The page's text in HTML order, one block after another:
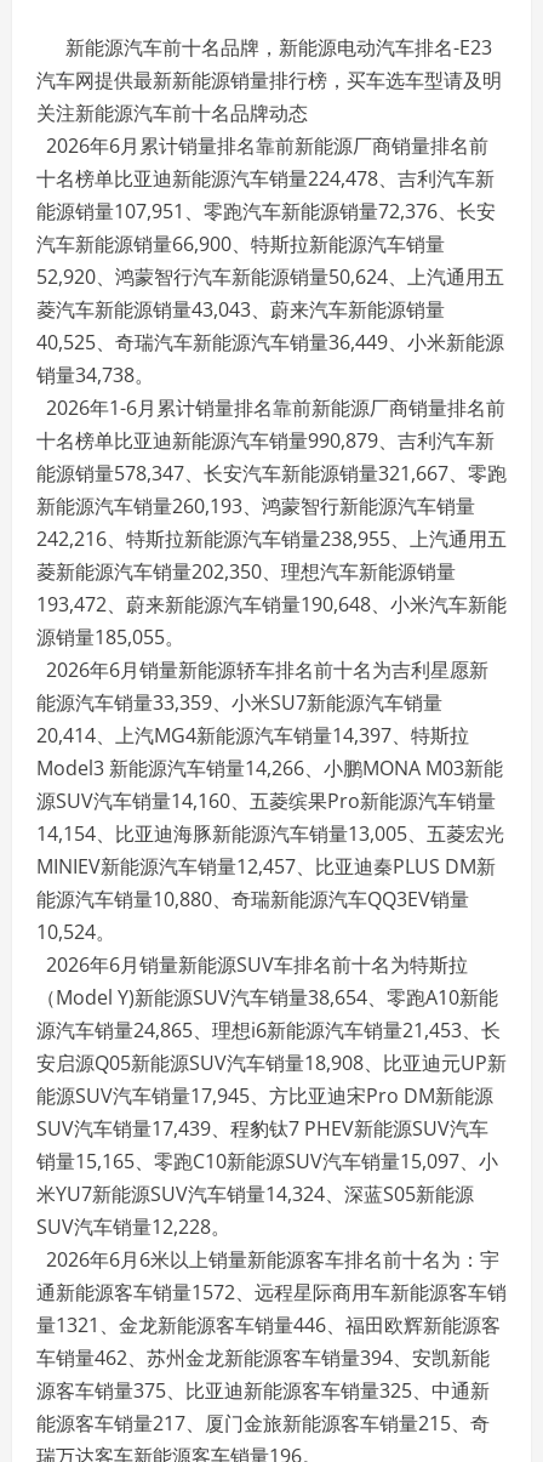
新能源汽车前十名品牌，新能源电动汽车排名-E23
汽车网提供最新新能源销量排行榜，买车选车型请及明
关注新能源汽车前十名品牌动态
2026年6月累计销量排名靠前新能源厂商销量排名前
十名榜单比亚迪新能源汽车销量224,478、吉利汽车新
能源销量107,951、零跑汽车新能源销量72,376、长安
汽车新能源销量66,900、特斯拉新能源汽车销量
52,920、鸿蒙智行汽车新能源销量50,624、上汽通用五
菱汽车新能源销量43,043、蔚来汽车新能源销量
40,525、奇瑞汽车新能源汽车销量36,449、小米新能源
销量34,738。
2026年1-6月累计销量排名靠前新能源厂商销量排名前
十名榜单比亚迪新能源汽车销量990,879、吉利汽车新
能源销量578,347、长安汽车新能源销量321,667、零跑
新能源汽车销量260,193、鸿蒙智行新能源汽车销量
242,216、特斯拉新能源汽车销量238,955、上汽通用五
菱新能源汽车销量202,350、理想汽车新能源销量
193,472、蔚来新能源汽车销量190,648、小米汽车新能
源销量185,055。
2026年6月销量新能源轿车排名前十名为吉利星愿新
能源汽车销量33,359、小米SU7新能源汽车销量
20,414、上汽MG4新能源汽车销量14,397、特斯拉
Model3 新能源汽车销量14,266、小鹏MONA M03新能
源SUV汽车销量14,160、五菱缤果Pro新能源汽车销量
14,154、比亚迪海豚新能源汽车销量13,005、五菱宏光
MINIEV新能源汽车销量12,457、比亚迪秦PLUS DM新
能源汽车销量10,880、奇瑞新能源汽车QQ3EV销量
10,524。
2026年6月销量新能源SUV车排名前十名为特斯拉
（Model Y)新能源SUV汽车销量38,654、零跑A10新能
源汽车销量24,865、理想i6新能源汽车销量21,453、长
安启源Q05新能源SUV汽车销量18,908、比亚迪元UP新
能源SUV汽车销量17,945、方比亚迪宋Pro DM新能源
SUV汽车销量17,439、程豹钛7 PHEV新能源SUV汽车
销量15,165、零跑C10新能源SUV汽车销量15,097、小
米YU7新能源SUV汽车销量14,324、深蓝S05新能源
SUV汽车销量12,228。
2026年6月6米以上销量新能源客车排名前十名为：宇
通新能源客车销量1572、远程星际商用车新能源客车销
量1321、金龙新能源客车销量446、福田欧辉新能源客
车销量462、苏州金龙新能源客车销量394、安凯新能
源客车销量375、比亚迪新能源客车销量325、中通新
能源客车销量217、厦门金旅新能源客车销量215、奇
瑞万达客车新能源客车销量196。